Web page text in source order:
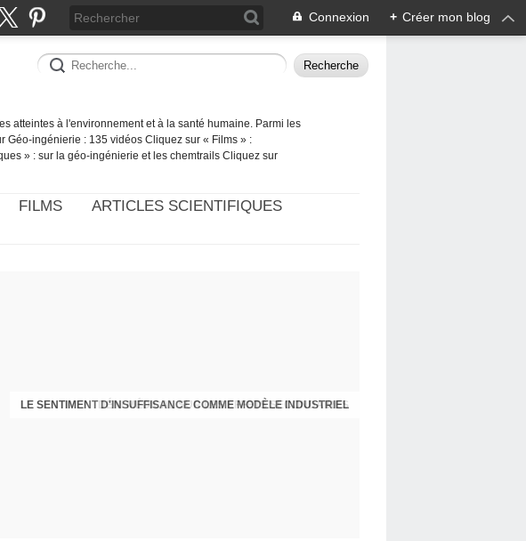
Connexion + Créer mon blog
atteintes à l'environnement et à la santé humaine. Parmi les
Géo-ingénierie : 135 vidéos Cliquez sur « Films » :
» : sur la géo-ingénierie et les chemtrails Cliquez sur
FILMS
ARTICLES SCIENTIFIQUES
LE SENTIMENT D'INSUFFISANCE COMME MODÈLE INDUSTRIEL
DÉNI MÉDICAL SUR LES EFFETS SECONDAIRES